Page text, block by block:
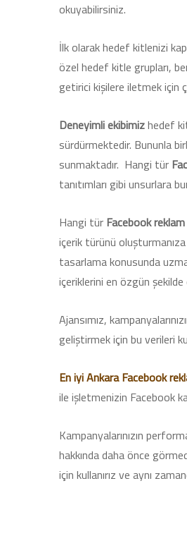
okuyabilirsiniz.
İlk olarak hedef kitlenizi
özel hedef kitle grupları,
getirici kişilere iletmek için
Deneyimli ekibimizhedef
sürdürmektedir. Bununla
sunmaktadır. Hangi tür
tanıtımları gibi unsurlara
Hangi tür Facebook reklam
içerik türünü
tasarlama konusunda
içeriklerini en özgün şekilde
Ajansımız,
geliştirmek için bu verileri
En iyiAnkara Facebook
ile işletmenizin Facebook
Kampanyalarınızın
hakkında daha önce
için kullanırız ve aynı